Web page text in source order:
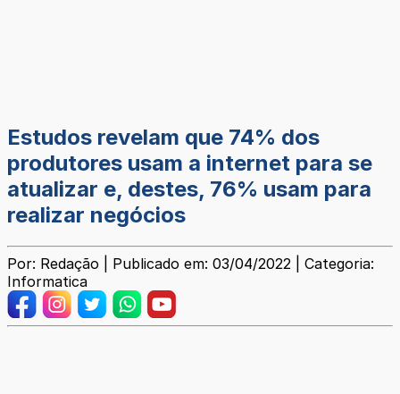
Estudos revelam que 74% dos
produtores usam a internet para se
atualizar e, destes, 76% usam para
realizar negócios
Por: Redação | Publicado em: 03/04/2022 | Categoria:
Informatica